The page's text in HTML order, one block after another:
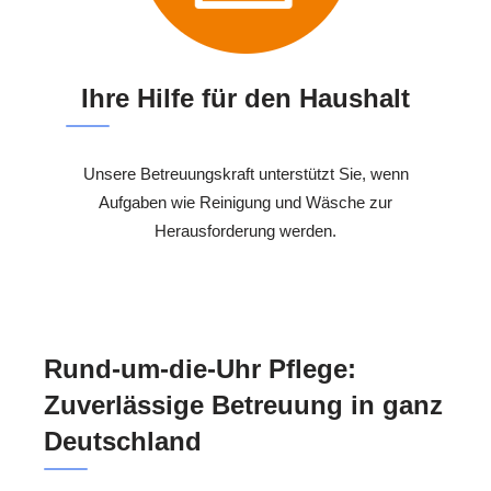
Ihre Hilfe für den Haushalt
Unsere Betreuungskraft unterstützt Sie, wenn
Aufgaben wie Reinigung und Wäsche zur
Herausforderung werden.
Rund-um-die-Uhr Pflege:
Zuverlässige Betreuung in ganz
Deutschland